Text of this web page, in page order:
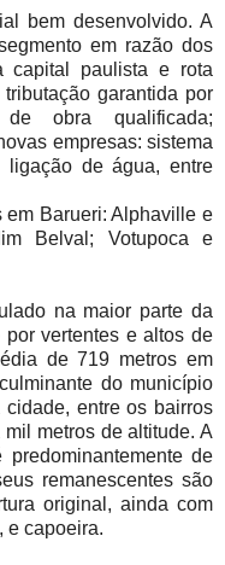
bem desenvolvido. A
em razão dos
capital paulista e rota
garantida por
obra qualificada;
empresas: sistema
ligação de água, entre
Barueri: Alphaville e
Belval; Votupoca e
na maior parte da
por vertentes e altos de
de 719 metros em
do município
entre os bairros
metros de altitude. A
de
remanescentes são
original, ainda com
e capoeira.